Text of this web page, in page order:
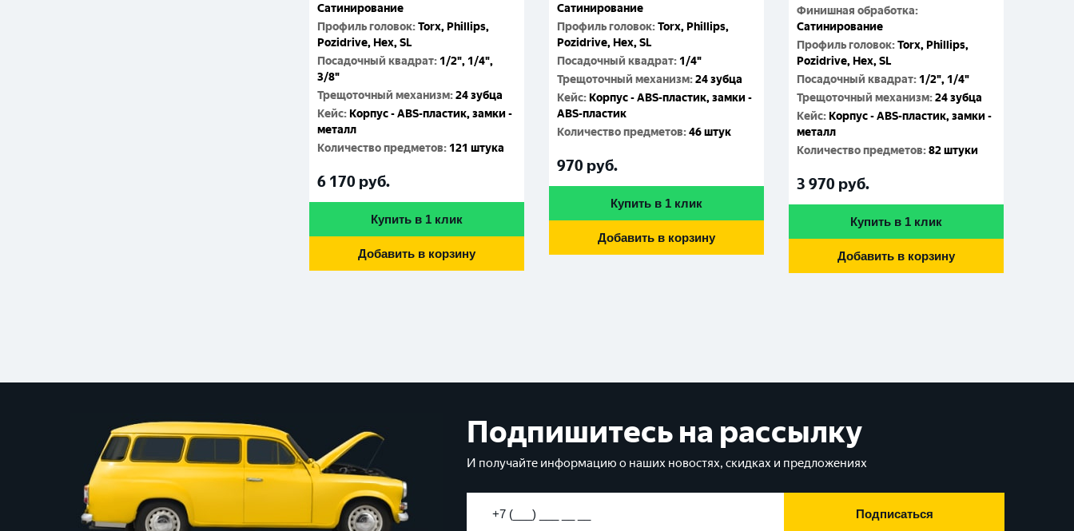
Сатинирование
Профиль головок:Torx, Phillips,
Pozidrive, Hex, SL
Посадочный квадрат: 1/2", 1/4",
3/8"
Трещоточный механизм:24 зубца
Кейс: Корпус - ABS-пластик, замки -
металл
Количество предметов: 121 штука
6 170 руб.
Купить в 1 клик
Добавить в корзину
Сатинирование
Профиль головок:Torx, Phillips,
Pozidrive, Hex, SL
Посадочный квадрат: 1/4"
Трещоточный механизм:24 зубца
Кейс: Корпус - ABS-пластик, замки -
ABS-пластик
Количество предметов:46 штук
970 руб.
Купить в 1 клик
Добавить в корзину
Финишная обработка:
Сатинирование
Профиль головок:Torx, Phillips,
Pozidrive, Hex, SL
Посадочный квадрат: 1/2", 1/4"
Трещоточный механизм:24 зубца
Кейс: Корпус - ABS-пластик, замки -
металл
Количество предметов:82 штуки
3 970 руб.
Купить в 1 клик
Добавить в корзину
Подпишитесь на рассылку
И получайте информацию о наших новостях, скидках и предложениях
Подписаться